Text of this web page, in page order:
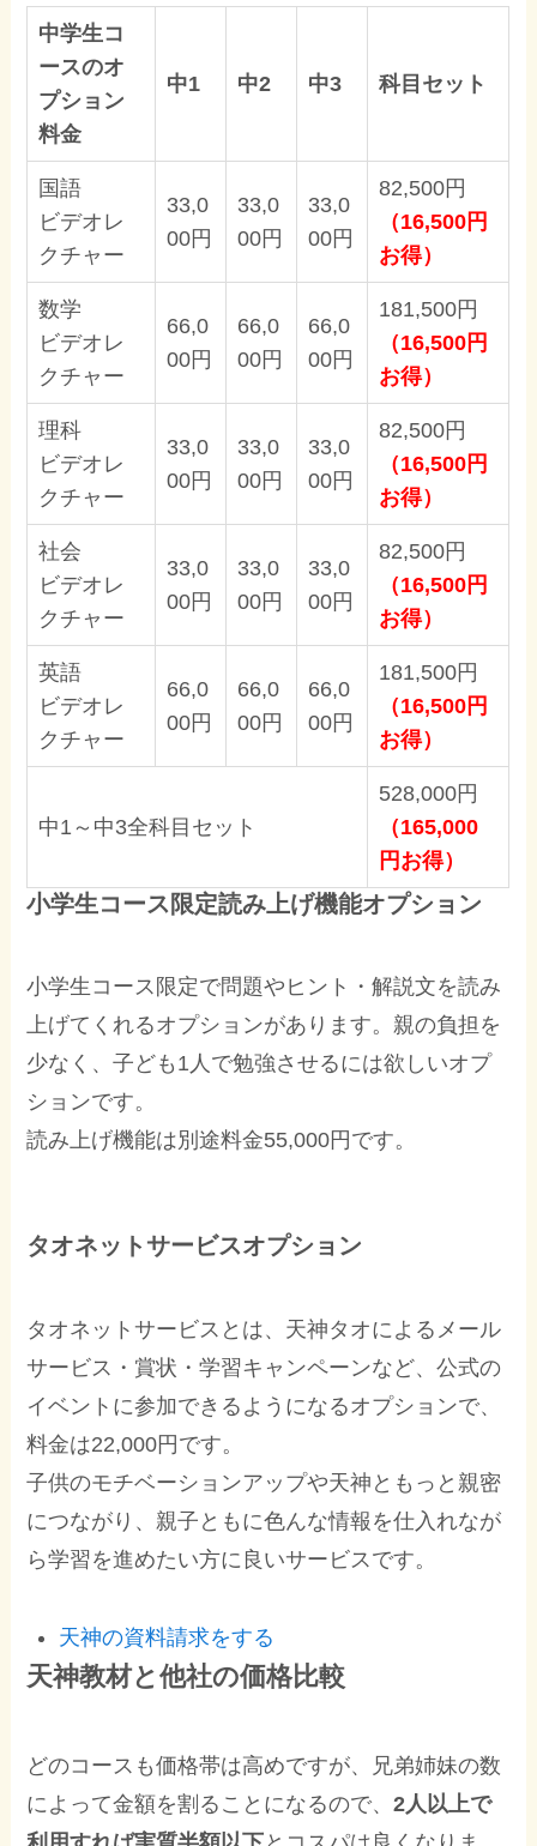
中学生コ
ースのオ
プション
料金
中1 中2 中3 科目セット
国語
ビデオレ
クチャー
33,0
00円
33,0
00円
33,0
00円
82,500円
（16,500円
お得）
数学
ビデオレ
クチャー
66,0
00円
66,0
00円
66,0
00円
181,500円
（16,500円
お得）
理科
ビデオレ
クチャー
33,0
00円
33,0
00円
33,0
00円
82,500円
（16,500円
お得）
社会
ビデオレ
クチャー
33,0
00円
33,0
00円
33,0
00円
82,500円
（16,500円
お得）
英語
ビデオレ
クチャー
66,0
00円
66,0
00円
66,0
00円
181,500円
（16,500円
お得）
中1～中3全科目セット
528,000円
（165,000
円お得）
小学生コース限定読み上げ機能オプション
小学生コース限定で問題やヒント・解説文を読み
上げてくれるオプションがあります。親の負担を
少なく、子ども1人で勉強させるには欲しいオプ
ションです。
読み上げ機能は別途料金55,000円です。
タオネットサービスオプション
タオネットサービスとは、天神タオによるメール
サービス・賞状・学習キャンペーンなど、公式の
イベントに参加できるようになるオプションで、
料金は22,000円です。
子供のモチベーションアップや天神ともっと親密
につながり、親子ともに色んな情報を仕入れなが
ら学習を進めたい方に良いサービスです。
天神の資料請求をする
天神教材と他社の価格比較
どのコースも価格帯は高めですが、兄弟姉妹の数
によって金額を割ることになるので、2人以上で